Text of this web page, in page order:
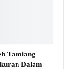
Tamiang
Dalam